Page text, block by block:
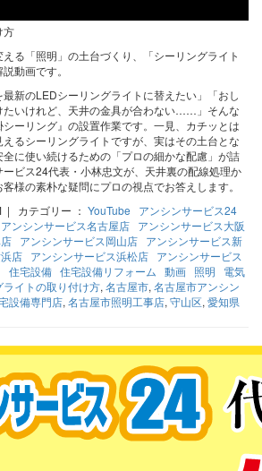
方
る「照明」の土台づくり、「シーリングライト
動画です。
最新のLEDシーリングライトに替えたい」「おし
たいけれど、天井の金具が合わない……」そんな
ーリング』の設置作業です。一見、カチッとは
るシーリングライトですが、実はその土台とな
に使い続けるための「プロの細かな配慮」が詰
ビス24代表・小林忠文が、天井裏の配線処理か
様の素朴な疑問にプロの視点でお答えします。
カテゴリー ： YouTube
アンシンサービス24
アンシンサービス名古屋店 アンシンサービス大阪
アンシンサービス岡山店 アンシンサービス新
店 アンシンサービス浜松店 アンシンサービス
住宅設備 住宅設備リフォーム 動画 照明
電気
ライトの取り付け方, 名古屋市, 名古屋市アンシン
設備専門店, 名古屋市照明工事店, 守山区, 愛知県